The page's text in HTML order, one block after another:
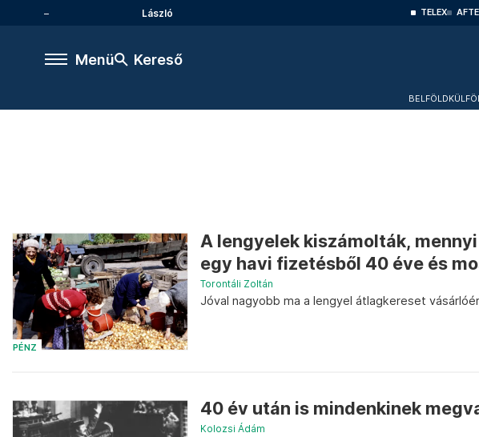
László TELEX
Menü Kereső
BELFÖLD
PÉNZ
A lengyelek kiszámolták,
egy havi fizetésből 40 éve és
Torontáli Zoltán
Jóval nagyobb ma a lengyel átlagkereset
40 év után is mindenkinek
Kolozsi Ádám